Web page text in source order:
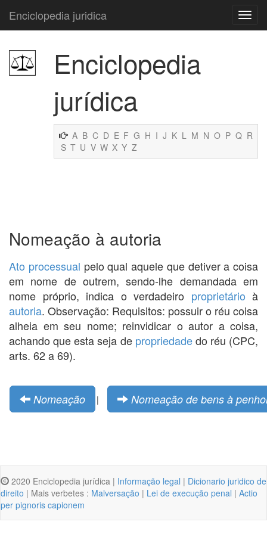
Enciclopedia juridica
Enciclopedia
jurídica
A B C D E F G H I J K L M N O P Q R
S T U V W X Y Z
Nomeação à autoria
Ato processual pelo qual aquele que detiver a coisa
em nome de outrem, sendo-lhe demandada em
nome próprio, indica o verdadeiro proprietário à
autoria. Observação: Requisitos: possuir o réu coisa
alheia em seu nome; reinvidicar o autor a coisa,
achando que esta seja de propriedadedo réu (CPC,
arts. 62 a 69).
Nomeação | Nomeação de bens à
2020 Enciclopedia jurídica | Informação legal | Dicionario juridico de
direito | Mais verbetes : Malversação | Lei de execução penal | Actio
per pignoris capionem